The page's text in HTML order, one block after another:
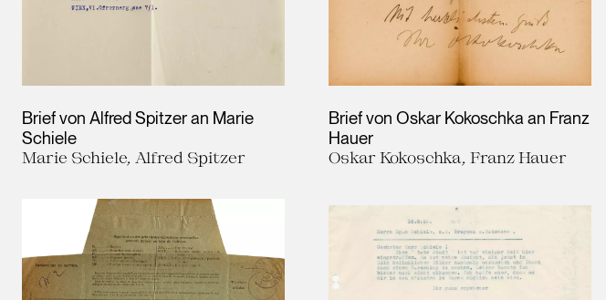
Brief von Alfred Spitzer an Marie
Schiele
Marie Schiele, Alfred Spitzer
Brief von Oskar Kokoschka an Franz
Hauer
Oskar Kokoschka, Franz Hauer